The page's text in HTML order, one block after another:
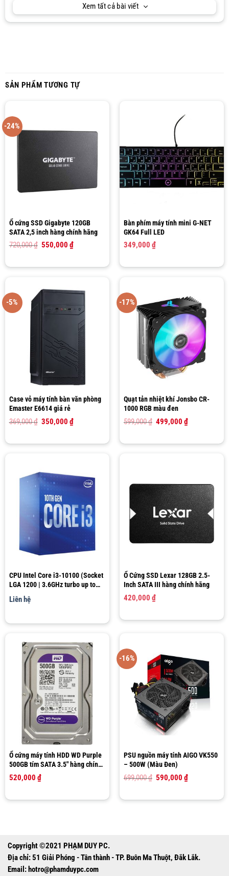
Xem tất cả bài viết
SẢN PHẨM TƯƠNG TỰ
-24%
Ổ cứng SSD Gigabyte 120GB
SATA 2,5 inch hàng chính hãng
720,000₫ Giá
720,000 ₫.
550,000 ₫Giá
là:
Bàn phím máy tính mini G-NET
GK64 Full LED
349,000 ₫
-5%
Case vỏ máy tính bàn văn phòng
Emaster E6614 giá rẻ
369,000₫ Giá
369,000 ₫.
350,000 ₫Giá
hiện
là:
-17%
Quạt tản nhiệt khí Jonsbo CR-
1000 RGB màu đen
599,000₫ Giá
599,000 ₫.
499,000₫Giá
là:
CPU Intel Core i3-10100 (Socket
LGA 1200 | 3.6GHz turbo up to
4.3Ghz | 4 nhân 8 luồng | 6MB
Cache)
Liên hệ
Ổ Cứng SSD Lexar 128GB 2.5-
Inch SATA III hàng chính hãng
420,000 ₫
Ổ cứng máy tính HDD WD Purple
500GB tím SATA 3.5″ hàng chính
hãng Western Digital
520,000 ₫
-16%
PSU nguồn máy tính AIGO VK550
– 500W (Màu Đen)
699,000₫ Giá
699,000 ₫.
590,000₫Giá
là:
Copyright ©2021 PHẠM DUY PC.
Địa chỉ: 51 Giải Phóng - Tân thành - TP. Buôn Ma Thuột, Đắk Lắk.
Email: hotro@phamduypc.com